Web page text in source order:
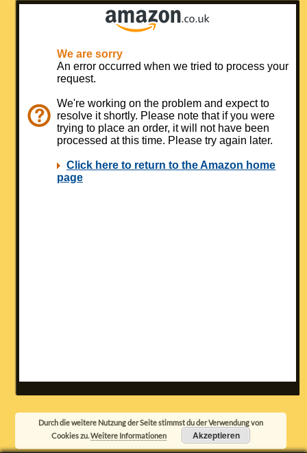
Durch die weitere Nutzung der Seite stimmst du der Verwendung von
Cookies zu.Weitere Informationen Akzeptieren